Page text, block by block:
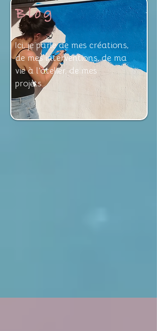
Blog
Ici, je parle de mes créations,
de mes interventions, de ma
vie à l'atelier, de mes
projets...